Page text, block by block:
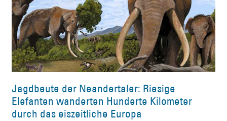
Jagdbeute der Neandertaler: Riesige
Elefanten wanderten Hunderte Kilometer
durch das eiszeitliche Europa